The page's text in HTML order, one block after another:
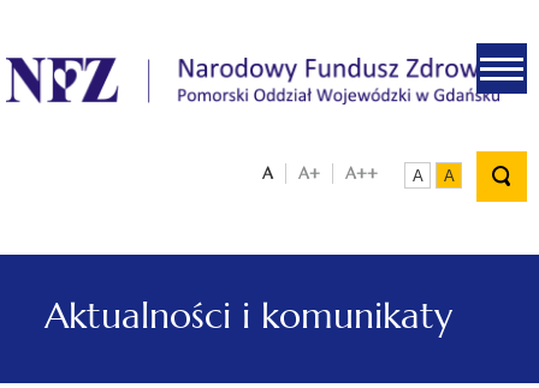
.
A A+ A++ A A
Aktualności i komunikaty